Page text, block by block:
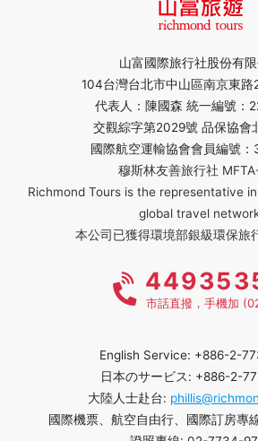
山富國際旅行社股份有限
104台灣台北市中山區南京東路
代表人：陳國森 統一編號：
交觀綜字第2029號 品保協會
國際航空運輸協會會員編號
穆斯林友善旅行社
Richmond Tours is the representative
global travel
本公司已獲得環境部銀級環保旅
市話直撥，手機加
English Service: +886-2-
日本のサービス: +886-2-
大陸人士赴台:
國際機票、航空自由行、國際訂房